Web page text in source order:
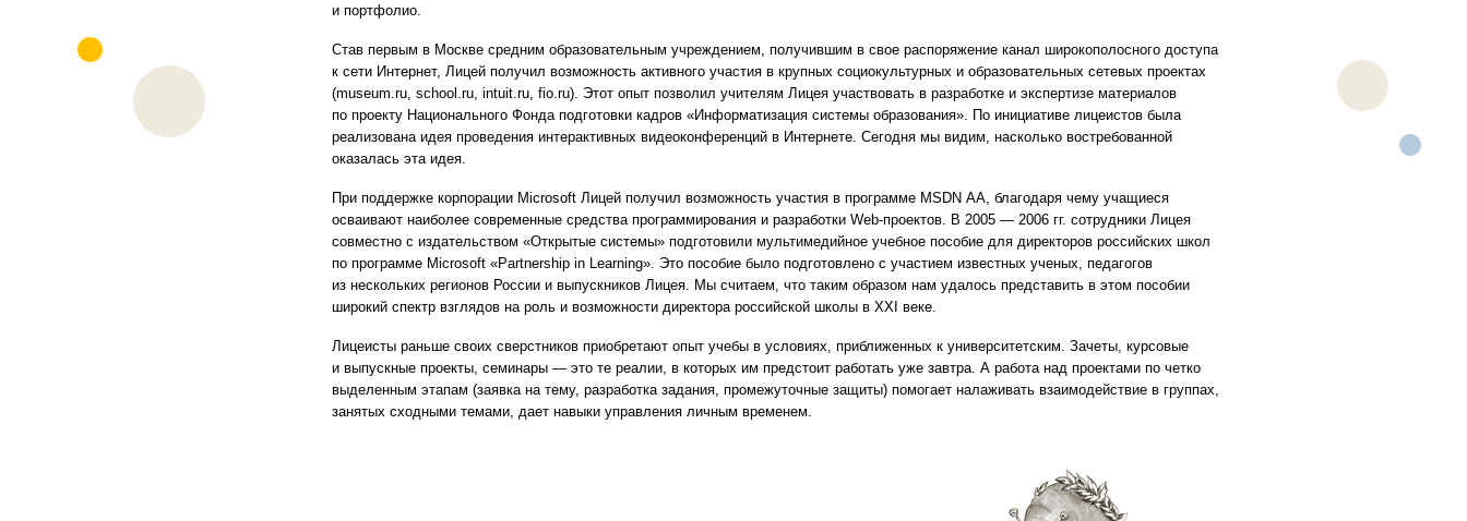
и портфолио.
Став первым в Москве средним образовательным учреждением, получившим в свое распоряжение канал широкополосного доступа
к сети Интернет, Лицей получил возможность активного участия в крупных социокультурных и образовательных сетевых проектах
(museum.ru, school.ru, intuit.ru, fio.ru). Этот опыт позволил учителям Лицея участвовать в разработке и экспертизе материалов
по проекту Национального Фонда подготовки кадров «Информатизация системы образования». По инициативе лицеистов была
реализована идея проведения интерактивных видеоконференций в Интернете. Сегодня мы видим, насколько востребованной
оказалась эта идея.
При поддержке корпорации Microsoft Лицей получил возможность участия в программе MSDN AA, благодаря чему учащиеся
осваивают наиболее современные средства программирования и разработки Web-проектов. В 2005 — 2006 гг. сотрудники Лицея
совместно с издательством «Открытые системы» подготовили мультимедийное учебное пособие для директоров российских школ
по программе Microsoft «Partnership in Learning». Это пособие было подготовлено с участием известных ученых, педагогов
из нескольких регионов России и выпускников Лицея. Мы считаем, что таким образом нам удалось представить в этом пособии
широкий спектр взглядов на роль и возможности директора российской школы в XXI веке.
Лицеисты раньше своих сверстников приобретают опыт учебы в условиях, приближенных к университетским. Зачеты, курсовые
и выпускные проекты, семинары — это те реалии, в которых им предстоит работать уже завтра. А работа над проектами по четко
выделенным этапам (заявка на тему, разработка задания, промежуточные защиты) помогает налаживать взаимодействие в группах,
занятых сходными темами, дает навыки управления личным временем.